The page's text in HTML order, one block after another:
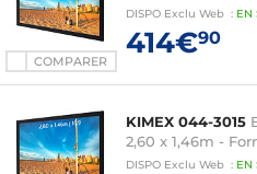
COMPARER
DISPO Exclu Web : EN
414€90
KIMEX 044-3015
2,60 x 1,46m -
DISPO Exclu Web : EN